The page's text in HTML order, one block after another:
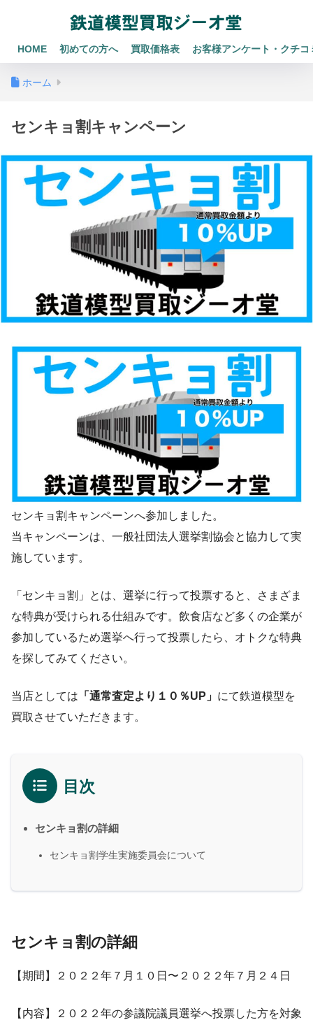
HOME 初めての方へ 買取価格表 お客様アンケート・クチコ
ホーム
センキョ割キャンペーン
センキョ割キャンペーンへ参加しました。
当キャンペーンは、一般社団法人選挙割協会と協力して実
施しています。
「センキョ割」とは、選挙に行って投票すると、さまざま
な特典が受けられる仕組みです。飲食店など多くの企業が
参加しているため選挙へ行って投票したら、オトクな特典
を探してみてください。
当店としては 「通常査定より１０％UP」 にて鉄道模型を
買取させていただきます。
目次
センキョ割の詳細
センキョ割学生実施委員会について
センキョ割の詳細
【期間】２０２２年７月１０日〜２０２２年７月２４日
【内容】２０２２年の参議院議員選挙へ投票した方を対象